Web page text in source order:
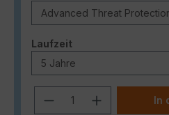
Laufzeitauswählen
Produkt Anzahl:In